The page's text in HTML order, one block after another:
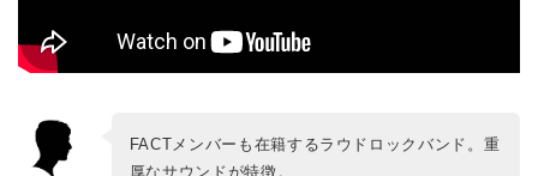
FACTメンバーも在籍するラウドロックバンド。重
厚なサウンドが特徴。